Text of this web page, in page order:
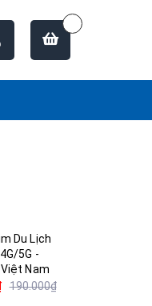
Du Lịch
5G -
Nam
190.000₫